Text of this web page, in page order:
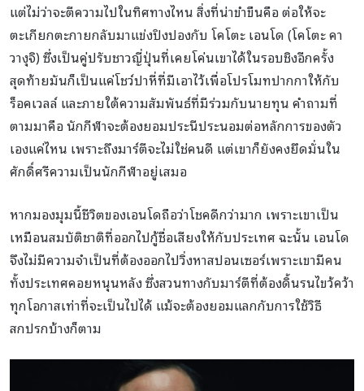
แต่ไม่ว่าจะตีความไปในทิศทางไหน สิ่งที่น่าขำขืนคือ ต่อให้จะ
ตะเกียกตะกายกลับมาแข่งปิงปองกับ โคโตะ เอนโด (โคโตะ คา
วางุจิ) ซึ่งเป็นคู่ปรับชาวญี่ปุ่นที่เคยโค่นเขาได้ในรอบชิงอีกครั้ง
สุดท้ายมันก็เป็นแค่โชว์ปาหี่ที่มีเอาไว้เพื่อโปรโมทปากกาให้กับ
ร็อคเวลล์ และภายใต้ความสัมพันธ์ที่มีร่วมกับนายทุน คำถามที่
ตามมาคือ นักกีฬาจะต้องยอมประนีประนอมต่อหลักการของตัว
เองแค่ไหน เพราะถึงมาร์ตีจะไม่ใช่คนดี แต่เขาก็ยังคงยึดมั่นใน
ศักดิ์ศรีความเป็นนักกีฬาอยู่เสมอ
หากมองมุมนี้ชีวิตของเอนโดถือว่าโชคดีกว่ามาก เพราะเขาเป็น
เหมือนสมบัติชาติที่ออกไปกู้ชื่อเสียงให้กับประเทศ ฉะนั้น เอนโด
จึงไม่มีความจำเป็นที่ต้องออกไปวิ่งหาสปอนเซอร์เพราะเขามีคน
ทั้งประเทศคอยหนุนหลัง ซึ่งสวนทางกับมาร์ตีที่ต้องดิ้นรนไขว้คว้า
ทุกโอกาสเท่าที่จะเป็นไปได้ แม้จะต้องยอมแลกกับการใช้วิธี
สกปรกบ้างก็ตาม